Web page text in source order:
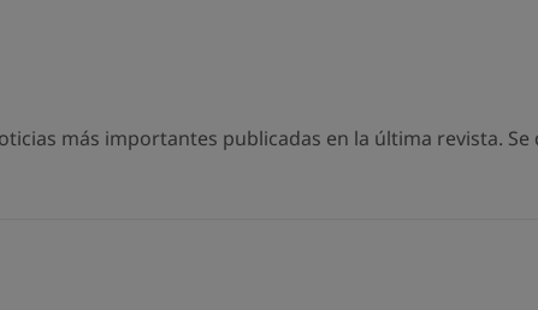
más importantes publicadas en la última revista.